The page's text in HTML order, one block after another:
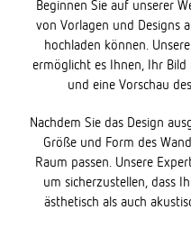
Beginnen Sie auf unserer
von Vorlagen und Designs
hochladen können.
ermöglicht es Ihnen, Ihr
und eine Vorschau
Nachdem Sie das Design
Größe und Form des
Raum passen. Unsere
um sicherzustellen, dass
ästhetisch als auch